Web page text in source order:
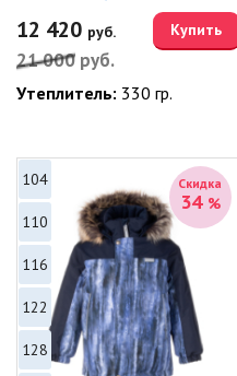
12 420 руб.
21 000 руб.
Купить
Утеплитель: 330 гр.
Скидка
34 %
104
110
116
122
128